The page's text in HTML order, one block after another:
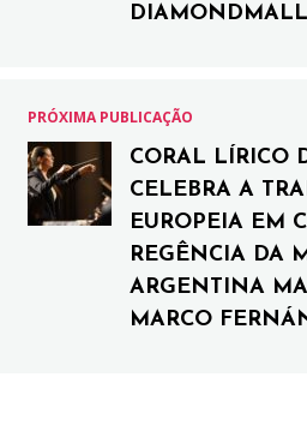
DIAMONDMALL
PRÓXIMA PUBLICAÇÃO
CORAL LÍRICO
CELEBRA A
EUROPEIA EM
REGÊNCIA DA
ARGENTINA
MARCO